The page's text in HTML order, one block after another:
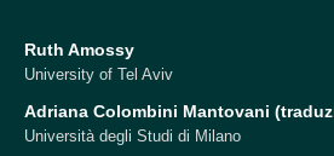
Ruth Amossy
University of Tel Aviv
Adriana Colombini Mantovani
Università degli Studi di Milano